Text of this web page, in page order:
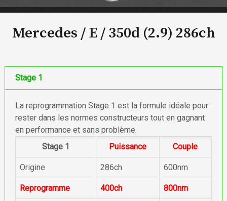
Mercedes / E /350d (2.9) 286ch
Stage 1
La reprogrammation Stage 1 est la formule idéale pour
rester dans les normes constructeurs tout en gagnant
en performance et sans problème.
Stage 1
Puissance Couple
Origine 286ch 600nm
Reprogramme 400ch 800nm